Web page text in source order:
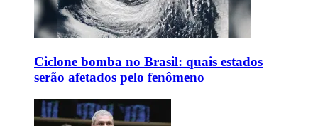
Ciclone bomba no Brasil: quais estados
serão afetados pelo fenômeno